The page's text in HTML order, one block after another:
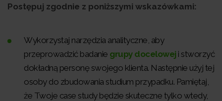
Postępuj zgodnie z poniższymi wskazówkami:
Wykorzystaj narzędzia analityczne, aby
przeprowadzić badanie grupy docelowej i stworzyć
dokładną personę swojego klienta. Następnie użyj tej
osoby do zbudowania studium przypadku. Pamiętaj,
że Twoje case study będzie skuteczne tylko wtedy,